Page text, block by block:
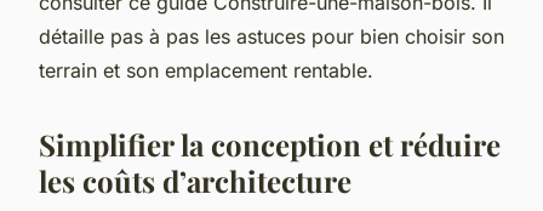
détaille pas à pas les astuces pour bien choisir son
terrain et son emplacement rentable.
Simplifier la conception et réduire
les coûts d’architecture